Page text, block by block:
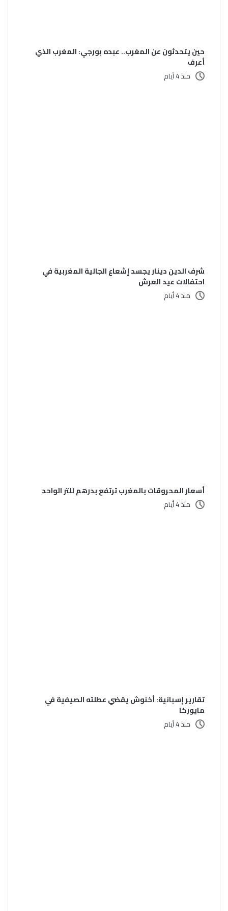
حين يتحدثون عن المغرب.. عبده بورجي: المغرب الذي
أعرف
منذ 4 أيام
شرف الدين دينار يجسد إشعاع الجالية المغربية في
احتفالات عيد العرش
منذ 4 أيام
أسعار المحروقات بالمغرب ترتفع بدرهم للتر الواحد
منذ 4 أيام
تقارير إسبانية: أخنوش يقضي عطلته الصيفية في
مايوركا
منذ 4 أيام